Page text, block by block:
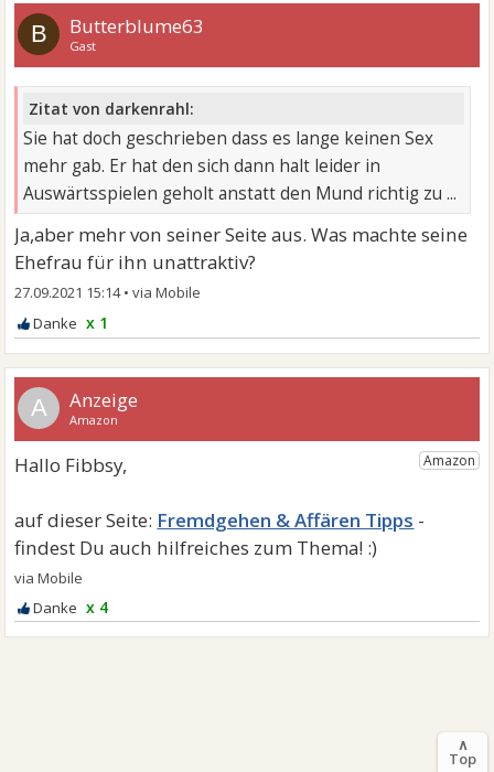
B Butterblume63
Gast
Zitat von darkenrahl:
Sie hat doch geschrieben dass es lange keinen Sex
mehr gab. Er hat den sich dann halt leider in
Auswärtsspielen geholt anstatt den Mund richtig zu ...
Ja,aber mehr von seiner Seite aus. Was machte seine
Ehefrau für ihn unattraktiv?
27.09.2021 15:14•
x 1
A
Fremdgehen & Affären Tipps
x 4
∧
Top